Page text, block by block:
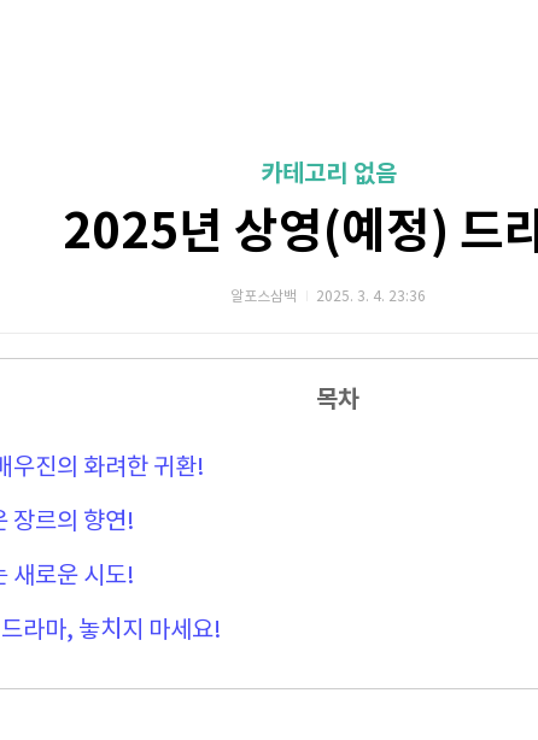
카테고리 없음
2025년 상영(예정) 드
알포스삼백 2025. 3. 4. 23:36
목차
우진의 화려한 귀환!
장르의 향연!
새로운 시도!
라마, 놓치지 마세요!